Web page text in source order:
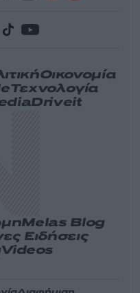
Οικονομία
Τεχνολογία
Driveit
Melas Blog
Ειδήσεις
Videos